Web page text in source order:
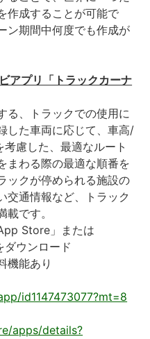
作成することが可能で
ン期間中何度でも作成が
アプリ「トラックカーナ
る、トラックでの使用に
した車両に応じて、車高/
慮した、最適なルート
まわる際の最適な順番を
ックが停められる施設の
交通情報など、トラック
です。
Store」または
ダウンロード
機能あり
id1147473077?mt=8
apps/details?